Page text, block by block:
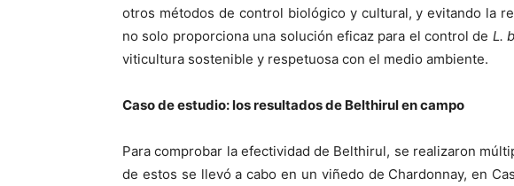
otros métodos de control biológico y cultural, y evitando la
no solo proporciona una solución eficaz para el control de L.
viticultura sostenible y respetuosa con el medio ambiente.
Caso de estudio: los resultados de Belthirul en campo
Para comprobar la efectividad de Belthirul, se realizaron
de estos se llevó a cabo en un viñedo de Chardonnay, en